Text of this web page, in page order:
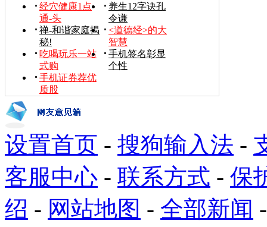
经穴健康1点
通-头
养生12字诀孔
令谦
禅-和谐家庭揭
秘!
<道德经>的大
智慧
吃喝玩乐一站
式购
手机签名彰显
个性
手机证券荐优
质股
设置首页 - 搜狗输入法 -
客服中心 - 联系方式 - 保
绍 - 网站地图 - 全部新闻